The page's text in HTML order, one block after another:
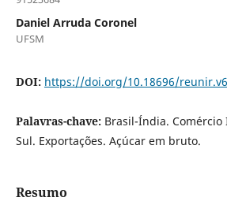
Daniel Arruda Coronel
UFSM
DOI: https://doi.org/10.18696/
Palavras-chave: Brasil-Índia.
Sul. Exportações. Açúcar em bruto.
Resumo